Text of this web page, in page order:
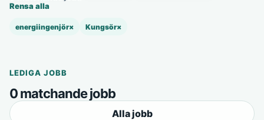
Rensa alla
energiingenjör× Kungsör×
LEDIGA JOBB
0 matchande jobb
Alla jobb